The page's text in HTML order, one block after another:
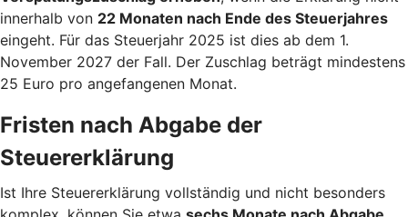
innerhalb von 22 Monaten nach Ende des Steuerjahres
eingeht. Für das Steuerjahr 2025 ist dies ab dem 1.
November 2027 der Fall. Der Zuschlag beträgt mindestens
25 Euro pro angefangenen Monat.
Fristen nach Abgabe der
Steuererklärung
Ist Ihre Steuererklärung vollständig und nicht besonders